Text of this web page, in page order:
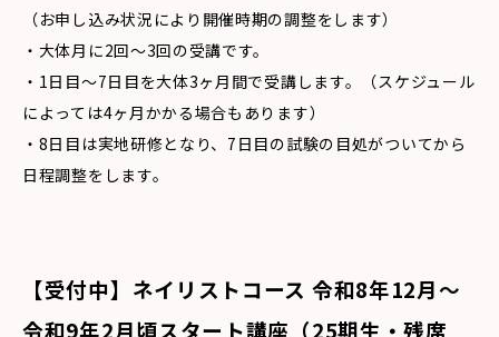
（お申し込み状況により開催時期の調整をします）
・大体月に2回〜3回の受講です。
・1日目〜7日目を大体3ヶ月間で受講します。（スケジュール
によっては4ヶ月かかる場合もあります）
・8日目は実地研修となり、7日目の試験の目処がついてから
日程調整をします。
【受付中】ネイリストコース 令和8年12月〜
令和9年2月頃スタート講座（25期生・残席